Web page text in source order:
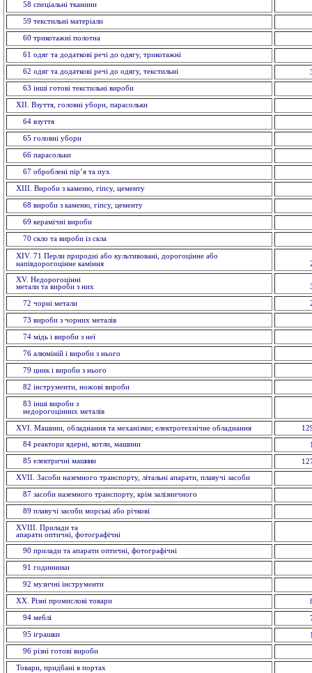
58 спецiальнi тканини
59 текстильнi матерiали
60 трикотажні полотна
61 одяг та додаткові речі до одягу, трикотажні
62 одяг та додаткові речі до одягу, текстильні
63 іншi готовi текстильні вироби
XII. Взуття, головнi убори, парасольки
64 взуття
65 головнi убори
66 парасольки
67 оброблені пір’я та пух
XIII. Вироби з каменю, гіпсу, цементу
68 вироби з каменю, гiпсу, цементу
69 керамiчнi вироби
70 скло та вироби із cкла
ХІV. 71 Перли природні або культивовані, дорогоцінне або
напівдорогоцінне каміння
XV. Недорогоцінні
метали та вироби з них
72 чорнi метали
73 вироби з чорних металiв
74 мiдь i вироби з неї
76 алюмiнiй i вироби з нього
79 цинк і вироби з нього
82 інструменти, ножовi вироби
83 іншi вироби з
недорогоцінних металiв
XVI. Машини, обладнання та механізми; електротехнічне обладнання
84 реактори ядерні, котли, машини
85 електричнi машини
XVII. Засоби наземного транспорту, літальні апарати, плавучі засоби
87 засоби наземного транспорту, крiм залізничного
89 плавучi засоби морські або річкові
XVIII. Прилади та
апарати оптичнi, фотографічні
90 прилади та апарати оптичнi, фотографічні
91 годинники
92 музичні інструменти
XX. Рiзнi промислові товари
94 меблi
95 іграшки
96 рiзнi готовi вироби
Товари, придбані в портах